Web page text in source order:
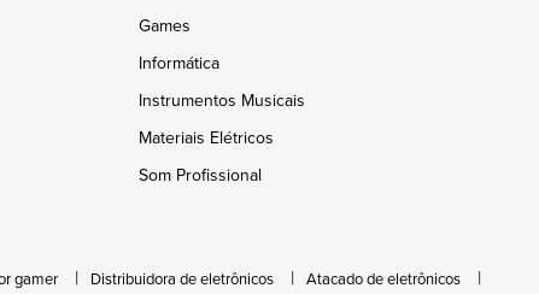
Games
Informática
Instrumentos Musicais
Materiais Elétricos
Som Profissional
gamer Distribuidora de eletrônicos
Atacado de eletrônicos